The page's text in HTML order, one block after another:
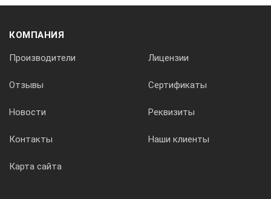
КОМПАНИЯ
Производители Лицензии
Отзывы Сертификаты
Новости Реквизиты
Контакты Наши клиенты
Карта сайта